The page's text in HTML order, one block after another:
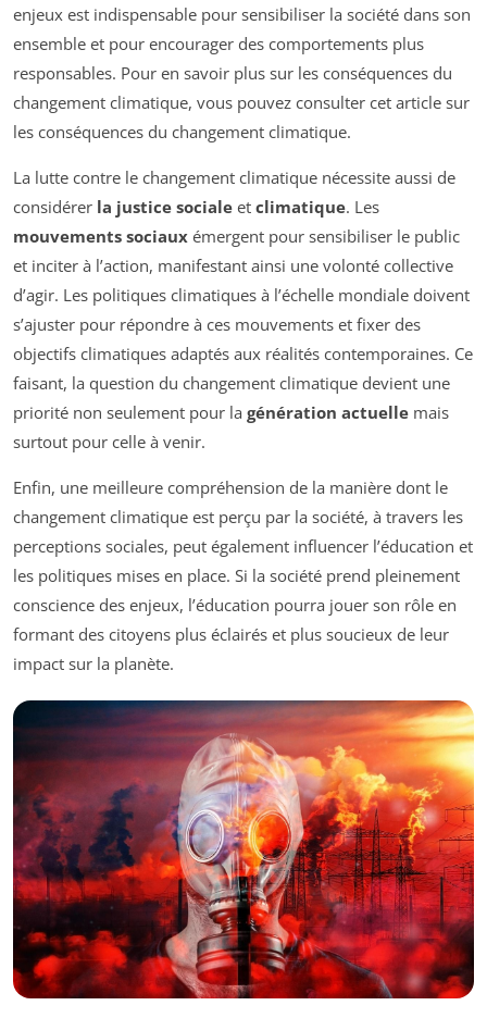
enjeux est indispensable pour sensibiliser la société dans son
ensemble et pour encourager des comportements plus
responsables. Pour en savoir plus sur les conséquences du
changement climatique, vous pouvez consulter cet article sur
les conséquences du changement climatique.
La lutte contre le changement climatique nécessite aussi de
considérer la justice sociale et climatique. Les
mouvements sociaux émergent pour sensibiliser le public
et inciter à l’action, manifestant ainsi une volonté collective
d’agir. Les politiques climatiques à l’échelle mondiale doivent
s’ajuster pour répondre à ces mouvements et fixer des
objectifs climatiques adaptés aux réalités contemporaines. Ce
faisant, la question du changement climatique devient une
priorité non seulement pour la génération actuelle mais
surtout pour celle à venir.
Enfin, une meilleure compréhension de la manière dont le
changement climatique est perçu par la société, à travers les
perceptions sociales, peut également influencer l’éducation et
les politiques mises en place. Si la société prend pleinement
conscience des enjeux, l’éducation pourra jouer son rôle en
formant des citoyens plus éclairés et plus soucieux de leur
impact sur la planète.